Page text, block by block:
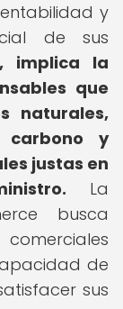
y
de sus
implica la
que
naturales,
carbono y
justas en
La
busca
de
sus